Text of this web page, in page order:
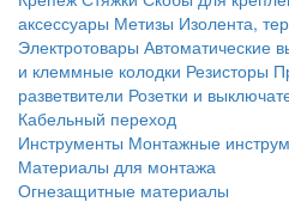
аксессуары Метизы Изолента,
Электротовары Автоматические
и клеммные колодки Резисторы
разветвители Розетки и
Кабельный переход
Инструменты Монтажные
Материалы для монтажа
Огнезащитные материалы